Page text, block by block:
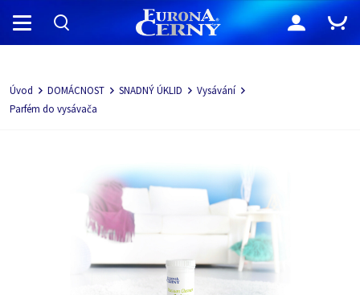
Navigácia
Úvod DOMÁCNOST SNADNÝ ÚKLID
Vysávání
Parfém do vysávača